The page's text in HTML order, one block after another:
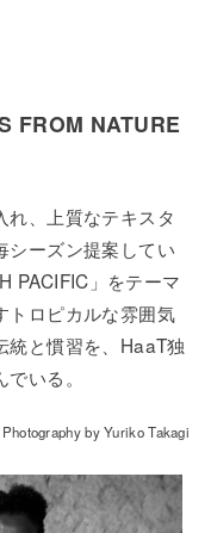
FROM NATURE
れ、上質なテキスタ
シーズン提案してい
PACIFIC」をテーマ
トロピカルな雰囲気
統と慣習を、HaaT独
いる。
by Yuriko Takagi